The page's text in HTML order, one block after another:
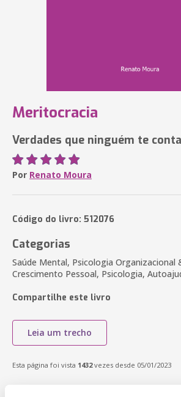
Meritocracia
Verdades que ninguém te conta
Por Renato Moura
Código do livro: 512076
Categorias
Saúde Mental, Psicologia Organizacional
Crescimento Pessoal, Psicologia,
Compartilhe este livro
Leia um trecho
Esta página foi vista 1432vezes desde 05/01/2023